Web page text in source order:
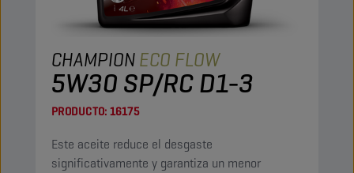
CHAMPIONECO FLOW
5W30 SP/RC D1-3
PRODUCTO: 16175
Este aceite reduce el desgaste
significativamente y garantiza un menor